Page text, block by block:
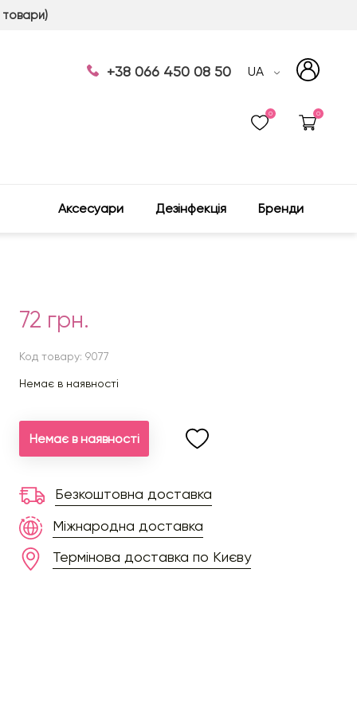
товари)
+38 066 450 08 50 UA
0 0
Аксесуари Дезінфекція Бренди
72 грн.
Код товару: 9077
Немає в наявності
Немає в наявності
Безкоштовна доставка
Міжнародна доставка
Термінова доставка по Києву